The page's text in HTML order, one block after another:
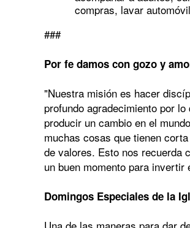
compras, lavar
###
Por fe damos con gozo y
"Nuestra misión es hacer
profundo agradecimiento por
producir un cambio en el
muchas cosas que tienen
de valores. Esto nos recuerda
un buen momento para
Domingos Especiales de la
Una de las maneras para dar